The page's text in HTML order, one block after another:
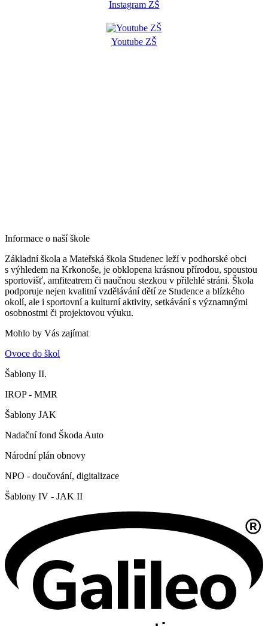
Instagram ZŠ
Youtube ZŠ
Informace o naší škole
Základní škola a Mateřská škola Studenec leží v podhorské obci
s výhledem na Krkonoše, je obklopena krásnou přírodou, spoustou
sportovišť, amfiteatrem či naučnou stezkou v přilehlé stráni. Škola
podporuje nejen kvalitní vzdělávání dětí ze Studence a blízkého
okolí, ale i sportovní a kulturní aktivity, setkávání s významnými
osobnostmi či projektovou výuku.
Mohlo by Vás zajímat
Ovoce do škol
Šablony II.
IROP - MMR
Šablony JAK
Nadační fond Škoda Auto
Národní plán obnovy
NPO - doučování, digitalizace
Šablony IV - JAK II